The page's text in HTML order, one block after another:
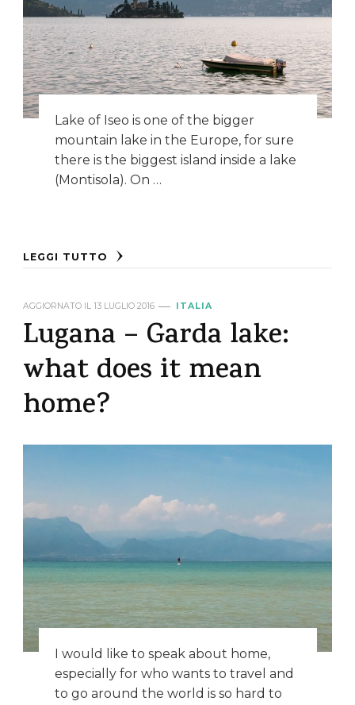
Lake of Iseo is one of the bigger
mountain lake in the Europe, for sure
there is the biggest island inside a lake
(Montisola). On …
LEGGI TUTTO
AGGIORNATO IL 13 LUGLIO 2016 ITALIA
Lugana – Garda lake:
what does it mean
home?
I would like to speak about home,
especially for who wants to travel and
to go around the world is so hard to